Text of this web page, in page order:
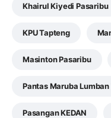
Khairul Kiyedi Pasaribu
KPU Tapteng
Masinton Pasaribu
Pantas Maruba
Pasangan KEDAN